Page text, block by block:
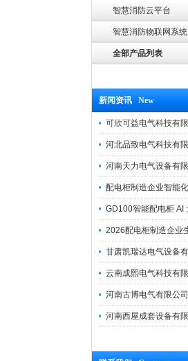
智慧消防云平台
智慧消防物联网系统
全部产品列表
新闻资讯 New